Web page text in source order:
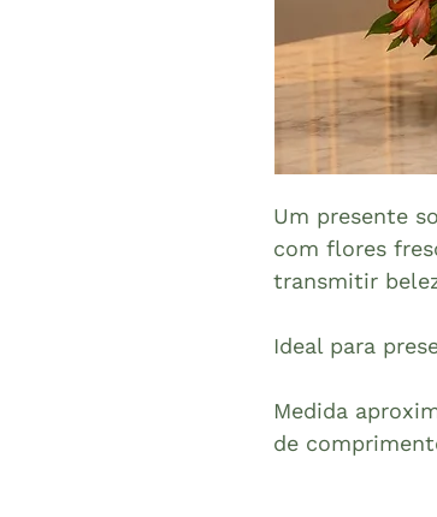
Um presente
com flores
transmitir
Ideal para
Medida
de